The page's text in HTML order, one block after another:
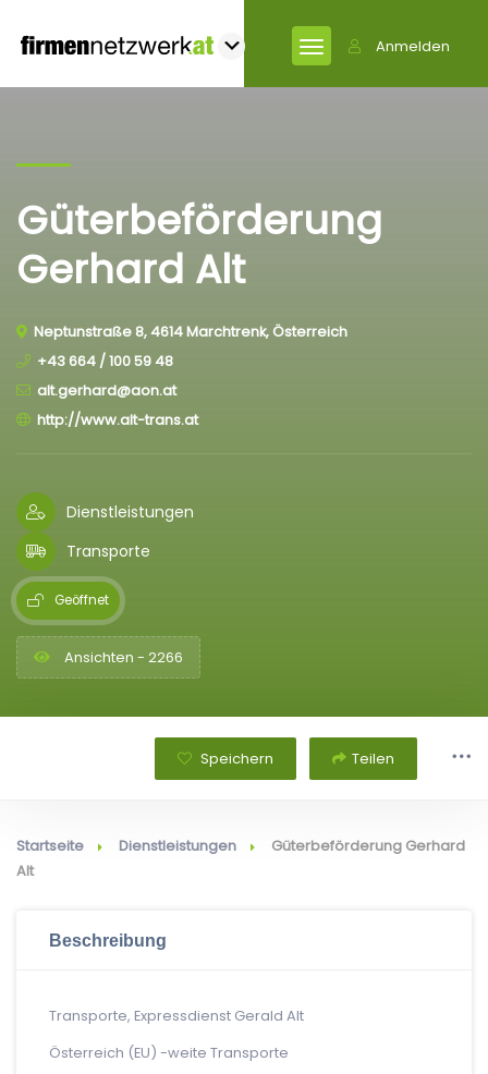
Anmelden
Güterbeförderung
Gerhard Alt
Neptunstraße 8, 4614 Marchtrenk, Österreich
+43 664 / 100 59 48
alt.gerhard@aon.at
http://www.alt-trans.at
Dienstleistungen
Transporte
Geöffnet
Ansichten - 2266
Speichern Teilen
Startseite Dienstleistungen
Güterbeförderung Gerhard
Alt
Beschreibung
Transporte, Expressdienst Gerald Alt
Österreich (EU) -weite Transporte